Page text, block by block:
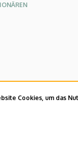
Cookies, um das